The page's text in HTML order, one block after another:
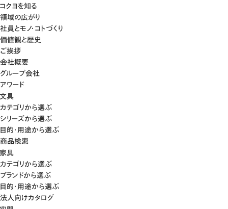
コクヨを知る
領域の広がり
社員とモノ・コトづくり
価値観と歴史
ご挨拶
会社概要
グループ会社
アワード
文具
カテゴリから選ぶ
シリーズから選ぶ
目的・用途から選ぶ
商品検索
家具
カテゴリから選ぶ
ブランドから選ぶ
目的・用途から選ぶ
法人向けカタログ